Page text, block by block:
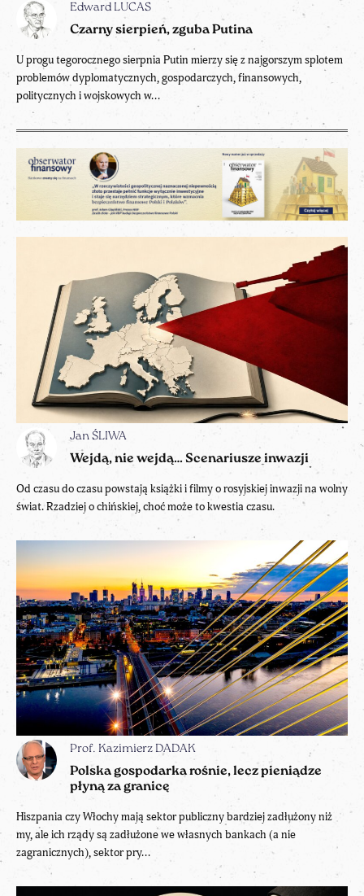
Edward LUCAS
Czarny sierpień, zguba Putina
U progu tegorocznego sierpnia Putin mierzy się z najgorszym splotem
problemów dyplomatycznych, gospodarczych, finansowych,
politycznych i wojskowych w...
Jan ŚLIWA
Wejdą, nie wejdą… Scenariusze inwazji
Od czasu do czasu powstają książki i filmy o rosyjskiej inwazji na wolny
świat. Rzadziej o chińskiej, choć może to kwestia czasu.
Prof. Kazimierz DADAK
Polska gospodarka rośnie, lecz pieniądze
płyną za granicę
Hiszpania czy Włochy mają sektor publiczny bardziej zadłużony niż
my, ale ich rządy są zadłużone we własnych bankach (a nie
zagranicznych), sektor pry...